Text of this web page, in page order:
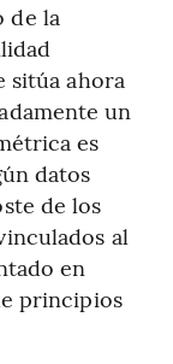
de la
sitúa ahora
un
es
datos
de los
al
en
principios